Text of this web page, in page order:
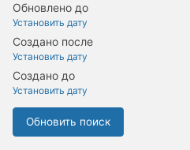
Обновлено до
Установить дату
Создано после
Установить дату
Создано до
Установить дату
Обновить поиск